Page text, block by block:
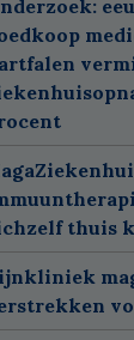
thuis